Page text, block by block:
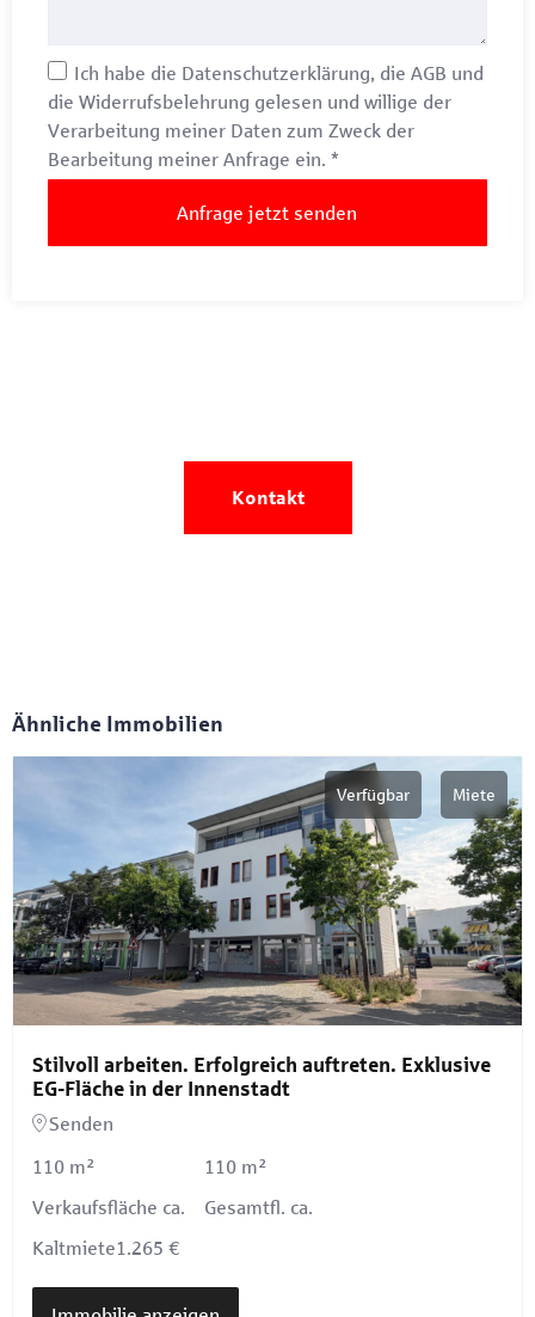
Ich habe die Datenschutzerklärung , die AGB und
die Widerrufsbelehrung gelesen und willige der
Verarbeitung meiner Daten zum Zweck der
Bearbeitung meiner Anfrage ein. *
Anfrage jetzt senden
Kontakt
Ähnliche Immobilien
Verfügbar Miete
Stilvoll arbeiten. Erfolgreich auftreten. Exklusive
EG-Fläche in der Innenstadt
Senden
110 m²
Verkaufsfläche ca.
110 m²
Gesamtfl. ca.
Kaltmiete1.265 €